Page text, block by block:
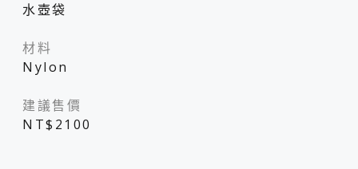
水壺袋
材料
Nylon
建議售價
NT$2100